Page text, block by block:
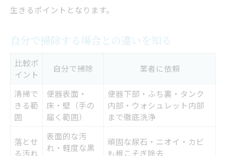
生きるポイントとなります。
自分で掃除する場合との違いを知る
比較ポ
イント
自分で掃除 業者に依頼
清掃で
きる範
囲
便器表面・
床・壁（手の
届く範囲）
便器下部・ふち裏・タンク
内部・ウォシュレット内部
まで徹底洗浄
落とせ
る汚れ
表面的な汚
れ・軽度な黒
頑固な尿石・ニオイ・カビ
も根こそぎ除去